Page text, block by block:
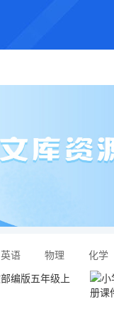
英语 物理 化学